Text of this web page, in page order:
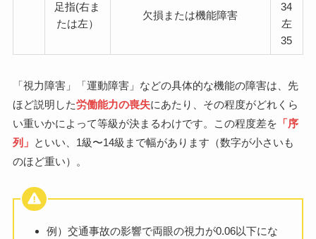
足指(右ま
たは左）
欠損または機能障害
34
左
35
「視力障害」「運動障害」などの具体的な機能の障害は、先
ほど説明した労働能力の喪失にあたり、その程度がどれくら
い重いかによって等級が決まるわけです。この程度差を 「序
列」 といい、1級〜14級まで幅があります（数字が小さいも
のほど重い）。
例）交通事故の影響で両眼の視力が0.06以下にな